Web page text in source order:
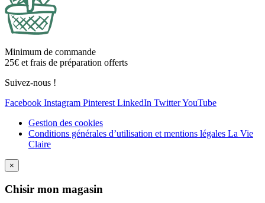
Minimum de commande
25€ et frais de préparation offerts
Suivez-nous !
Facebook Instagram Pinterest LinkedIn TwitterYouTube
Gestion des cookies
Conditions générales d’utilisation et mentions légales La Vie
Claire
×
Chisir mon magasin